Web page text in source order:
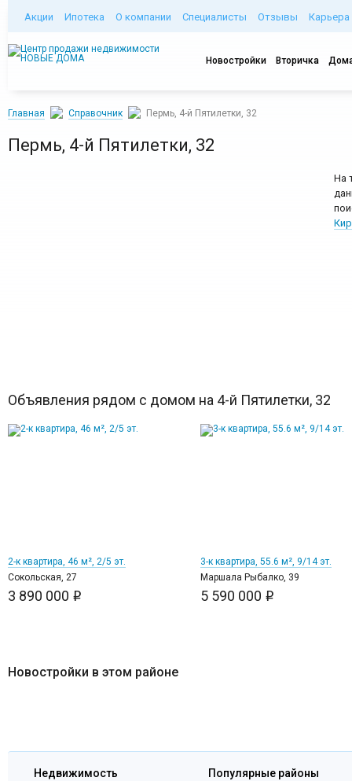
Акции Ипотека О компании Специалисты Отзывы Карьера
Новостройки Вторичка
Главная Справочник Пермь, 4-й Пятилетки, 32
Пермь, 4-й Пятилетки, 32
На
Объявления рядом с домом на 4-й Пятилетки, 32
2-к квартира, 46 м², 2/5 эт.
Сокольская, 27
3 890 000 i
3-к квартира, 55.6 м², 9/14 эт.
Маршала Рыбалко, 39
5 590 000 i
Новостройки в этом районе
Недвижимость Популярные районы